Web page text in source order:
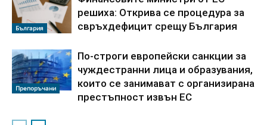
България
решиха: Открива се процедура за
свръхдефицит срещу България
Препоръчани
По-строги европейски санкции за
чуждестранни лица и образувания,
които се занимават с организирана
престъпност извън ЕС